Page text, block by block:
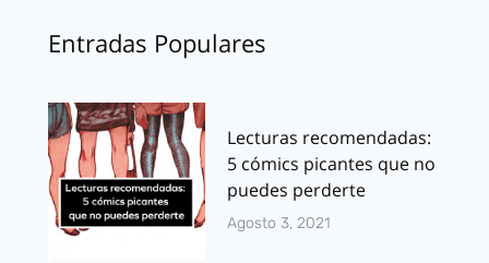
Entradas Populares
Lecturas recomendadas:
5 cómics picantes que no
puedes perderte
Agosto 3, 2021